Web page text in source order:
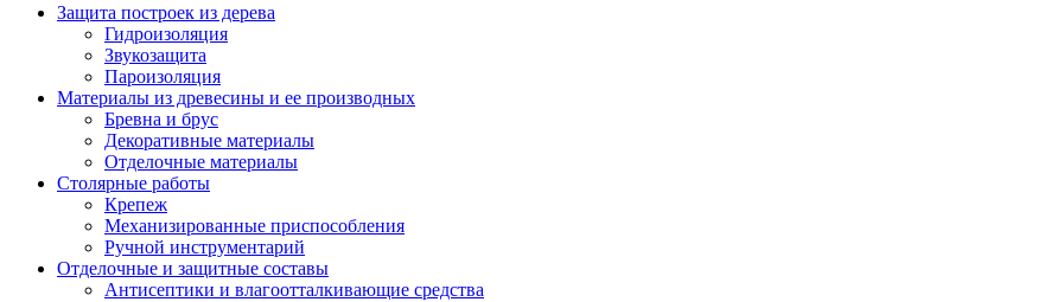
Защита построек из дерева
Гидроизоляция
Звукозащита
Пароизоляция
Материалы из древесины и ее производных
Бревна и брус
Декоративные материалы
Отделочные материалы
Столярные работы
Крепеж
Механизированные приспособления
Ручной инструментарий
Отделочные и защитные составы
Антисептики и влагоотталкивающие средства